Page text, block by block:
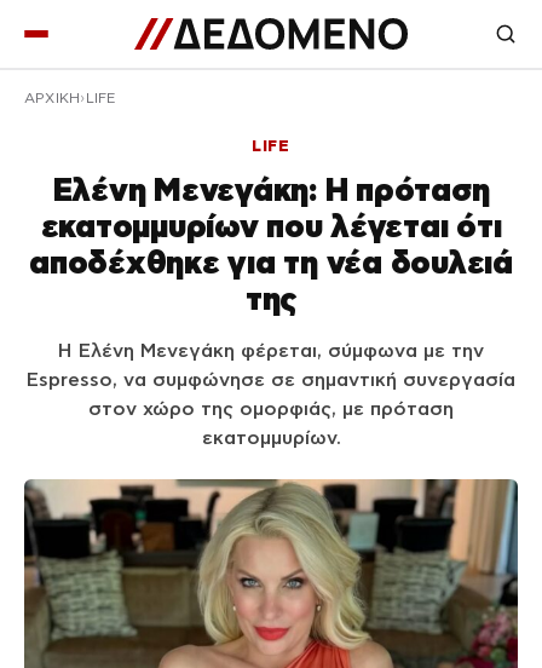
ΑΡΧΙΚΉ LIFE
LIFE
Ελένη Μενεγάκη: Η πρόταση
εκατομμυρίων που λέγεται ότι
αποδέχθηκε για τη νέα δουλειά
της
Η Ελένη Μενεγάκη φέρεται, σύμφωνα με την
Espresso, να συμφώνησε σε σημαντική συνεργασία
στον χώρο της ομορφιάς, με πρόταση
εκατομμυρίων.